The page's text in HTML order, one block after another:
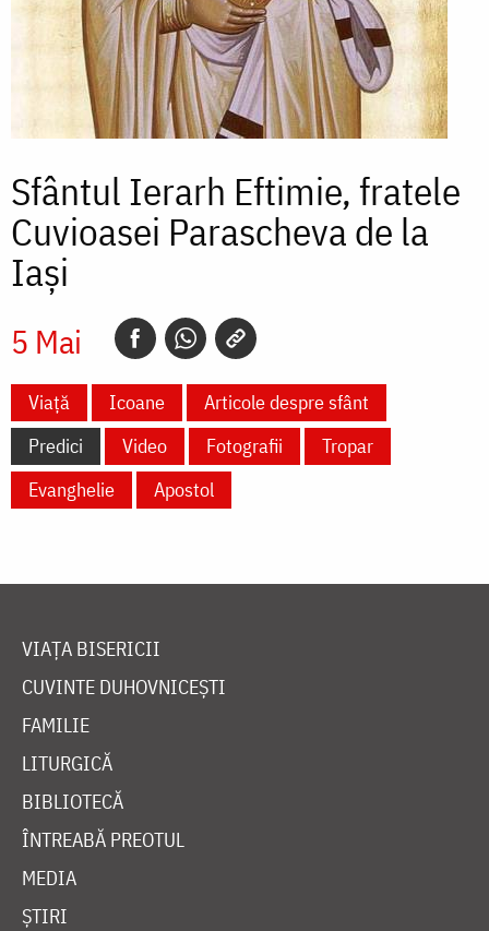
Sfântul Ierarh Eftimie, fratele
Cuvioasei Parascheva de la
Iași
5 Mai
Viață Icoane
Articole despre sfânt
Predici
Video Fotografii
Tropar
Evanghelie
Apostol
VIAȚA BISERICII
CUVINTE DUHOVNICEȘTI
FAMILIE
LITURGICĂ
BIBLIOTECĂ
ÎNTREABĂ PREOTUL
MEDIA
ȘTIRI